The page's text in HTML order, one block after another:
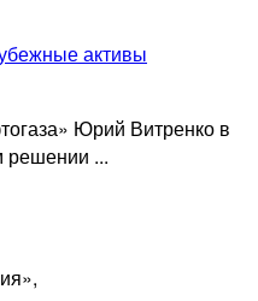
активы
Юрий Витренко в
решении ...